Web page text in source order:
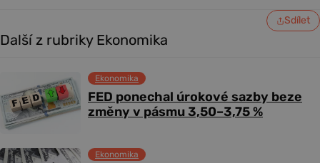
Sdílet
Další z rubriky Ekonomika
FED ponechal úrokové sazby beze
změny v pásmu 3,50–3,75 %
Ekonomika
Ekonomika